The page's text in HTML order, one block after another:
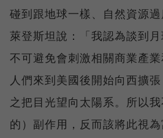
碰到跟地球一樣、自然資源
萊登斯坦說：「我認為談到
不可避免會刺激相關商業產
人們來到美國後開始向西擴
之把目光望向太陽系。所以
的）副作用，反而該將此視